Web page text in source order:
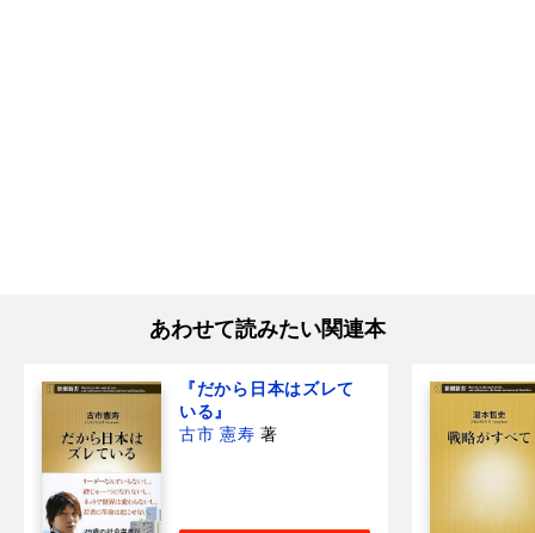
あわせて読みたい関連本
『だから日本はズレて
いる』
古市 憲寿 著